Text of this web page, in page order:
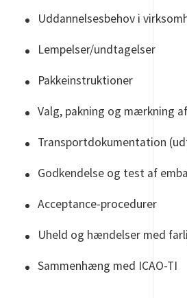
Uddannelsesbehov i
Lempelser/undtagelser
Pakkeinstruktioner
Valg, pakning og mærkning
Transportdokumentation
Godkendelse og test af
Acceptance-procedurer
Uheld og hændelser med
Sammenhæng med ICAO-TI